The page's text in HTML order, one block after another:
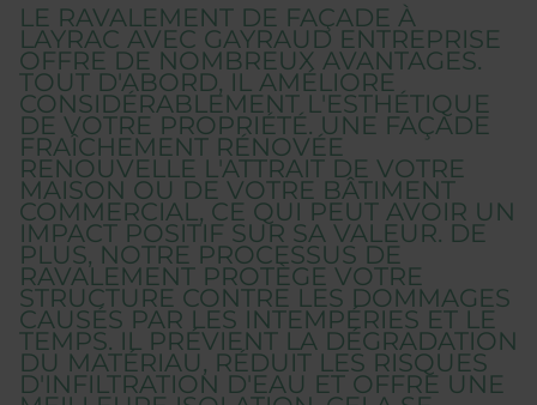
LE RAVALEMENT DE FAÇADE À
LAYRAC AVEC GAYRAUD ENTREPRISE
OFFRE DE NOMBREUX AVANTAGES.
TOUT D'ABORD, IL AMÉLIORE
CONSIDÉRABLEMENT L'ESTHÉTIQUE
DE VOTRE PROPRIÉTÉ. UNE FAÇADE
FRAÎCHEMENT RÉNOVÉE
RENOUVELLE L'ATTRAIT DE VOTRE
MAISON OU DE VOTRE BÂTIMENT
COMMERCIAL, CE QUI PEUT AVOIR UN
IMPACT POSITIF SUR SA VALEUR. DE
PLUS, NOTRE PROCESSUS DE
RAVALEMENT PROTÈGE VOTRE
STRUCTURE CONTRE LES DOMMAGES
CAUSÉS PAR LES INTEMPÉRIES ET LE
TEMPS. IL PRÉVIENT LA DÉGRADATION
DU MATÉRIAU, RÉDUIT LES RISQUES
D'INFILTRATION D'EAU ET OFFRE UNE